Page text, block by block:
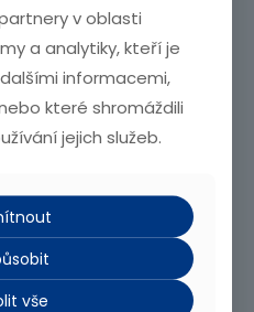
07:22:39
se vzrostlými stromy o
v oblasti
a analytiky, kteří je
informacemi,
které shromáždili
jejich služeb.
vše